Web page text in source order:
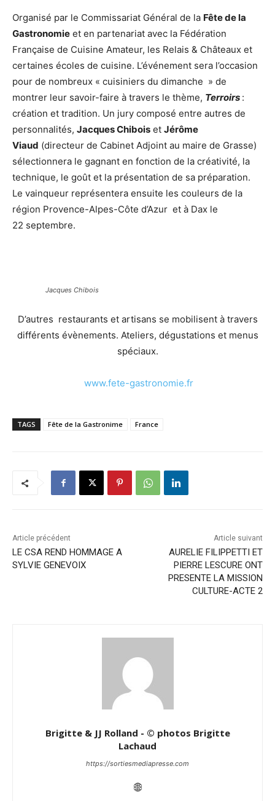
Organisé par le Commissariat Général de la Fête de la
Gastronomie et en partenariat avec la Fédération
Française de Cuisine Amateur, les Relais & Châteaux et
certaines écoles de cuisine. L’événement sera l’occasion
pour de nombreux « cuisiniers du dimanche » de
montrer leur savoir-faire à travers le thème, Terroirs :
création et tradition. Un jury composé entre autres de
personnalités, Jacques Chibois et Jérôme
Viaud (directeur de Cabinet Adjoint au maire de Grasse)
sélectionnera le gagnant en fonction de la créativité, la
technique, le goût et la présentation de sa préparation.
Le vainqueur représentera ensuite les couleurs de la
région Provence-Alpes-Côte d’Azur et à Dax le
22 septembre.
Jacques Chibois
D’autres restaurants et artisans se mobilisent à travers
différents évènements. Ateliers, dégustations et menus
spéciaux.
www.fete-gastronomie.fr
TAGS Fête de la Gastronime France
Article précédent
LE CSA REND HOMMAGE A
SYLVIE GENEVOIX
Article suivant
AURELIE FILIPPETTI ET
PIERRE LESCURE ONT
PRESENTE LA MISSION
CULTURE-ACTE 2
Brigitte & JJ Rolland - © photos Brigitte
Lachaud
https://sortiesmediapresse.com